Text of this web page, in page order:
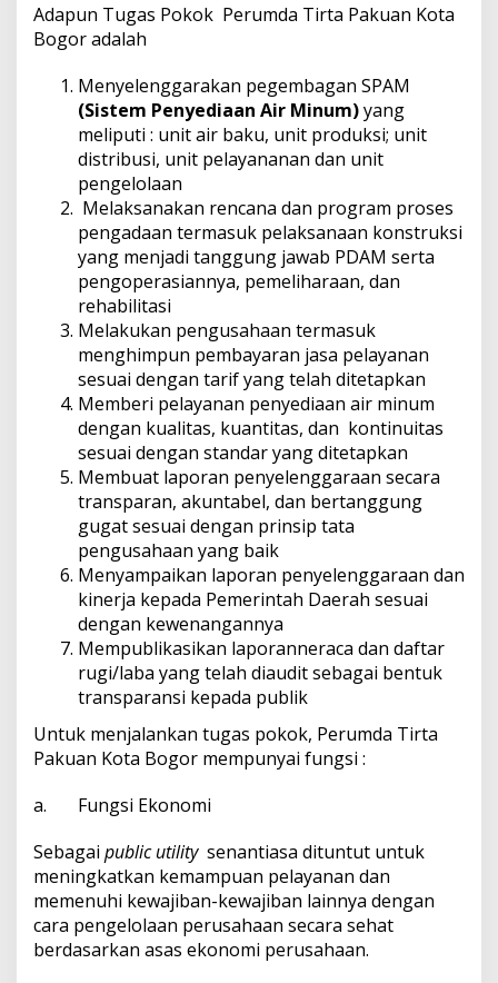
Adapun Tugas Pokok Perumda Tirta Pakuan Kota
Bogor adalah
Menyelenggarakan pegembagan SPAM
(Sistem Penyediaan Air Minum)yang
meliputi : unit air baku, unit produksi; unit
distribusi, unit pelayananan dan unit
pengelolaan
Melaksanakan rencana dan program proses
pengadaan termasuk pelaksanaan konstruksi
yang menjadi tanggung jawab PDAM serta
pengoperasiannya, pemeliharaan, dan
rehabilitasi
Melakukan pengusahaan termasuk
menghimpun pembayaran jasa pelayanan
sesuai dengan tarif yang telah ditetapkan
Memberi pelayanan penyediaan air minum
dengan kualitas, kuantitas, dan kontinuitas
sesuai dengan standar yang ditetapkan
Membuat laporan penyelenggaraan secara
transparan, akuntabel, dan bertanggung
gugat sesuai dengan prinsip tata
pengusahaan yang baik
Menyampaikan laporan penyelenggaraan dan
kinerja kepada Pemerintah Daerah sesuai
dengan kewenangannya
Mempublikasikan laporanneraca dan daftar
rugi/laba yang telah diaudit sebagai bentuk
transparansi kepada publik
Untuk menjalankan tugas pokok, Perumda Tirta
Pakuan Kota Bogor mempunyai fungsi :
a. Fungsi Ekonomi
Sebagai public utility senantiasa dituntut untuk
meningkatkan kemampuan pelayanan dan
memenuhi kewajiban-kewajiban lainnya dengan
cara pengelolaan perusahaan secara sehat
berdasarkan asas ekonomi perusahaan.